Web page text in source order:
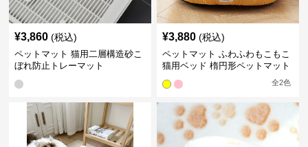
¥3,860 (税込)
ペットマット 猫用二層構造砂こ
ぼれ防止トレーマット
¥3,880 (税込)
ペットマット ふわふわもこもこ
猫用ベッド 楕円形ペットマット
全2色